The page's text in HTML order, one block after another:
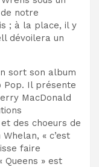
notre
; à la place, il y
dévoilera un
sort son album
Pop. Il présente
MacDonald
des choeurs de
« c’est
faire
» est